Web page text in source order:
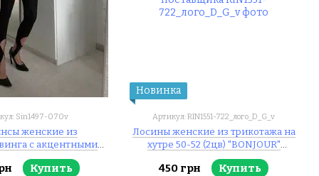
Sin1497-070v
женские из
с акцентными
44, 46-48 "PURPUR"
прямого поставщика
Купить
Новинка
Артикул: RIN1551-722_лого_D_G_v
Лосины женские из трикотажа на
хутре 50-52 (2цв) "BONJOUR"
недорого от прямого поставщика
450 грн Купить